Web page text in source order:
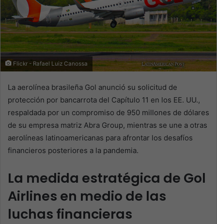
Flickr - Rafael Luiz Canossa
La aerolínea brasileña Gol anunció su solicitud de
protección por bancarrota del Capítulo 11 en los EE. UU.,
respaldada por un compromiso de 950 millones de dólares
de su empresa matriz Abra Group, mientras se une a otras
aerolíneas latinoamericanas para afrontar los desafíos
financieros posteriores a la pandemia.
La medida estratégica de Gol
Airlines en medio de las
luchas financieras